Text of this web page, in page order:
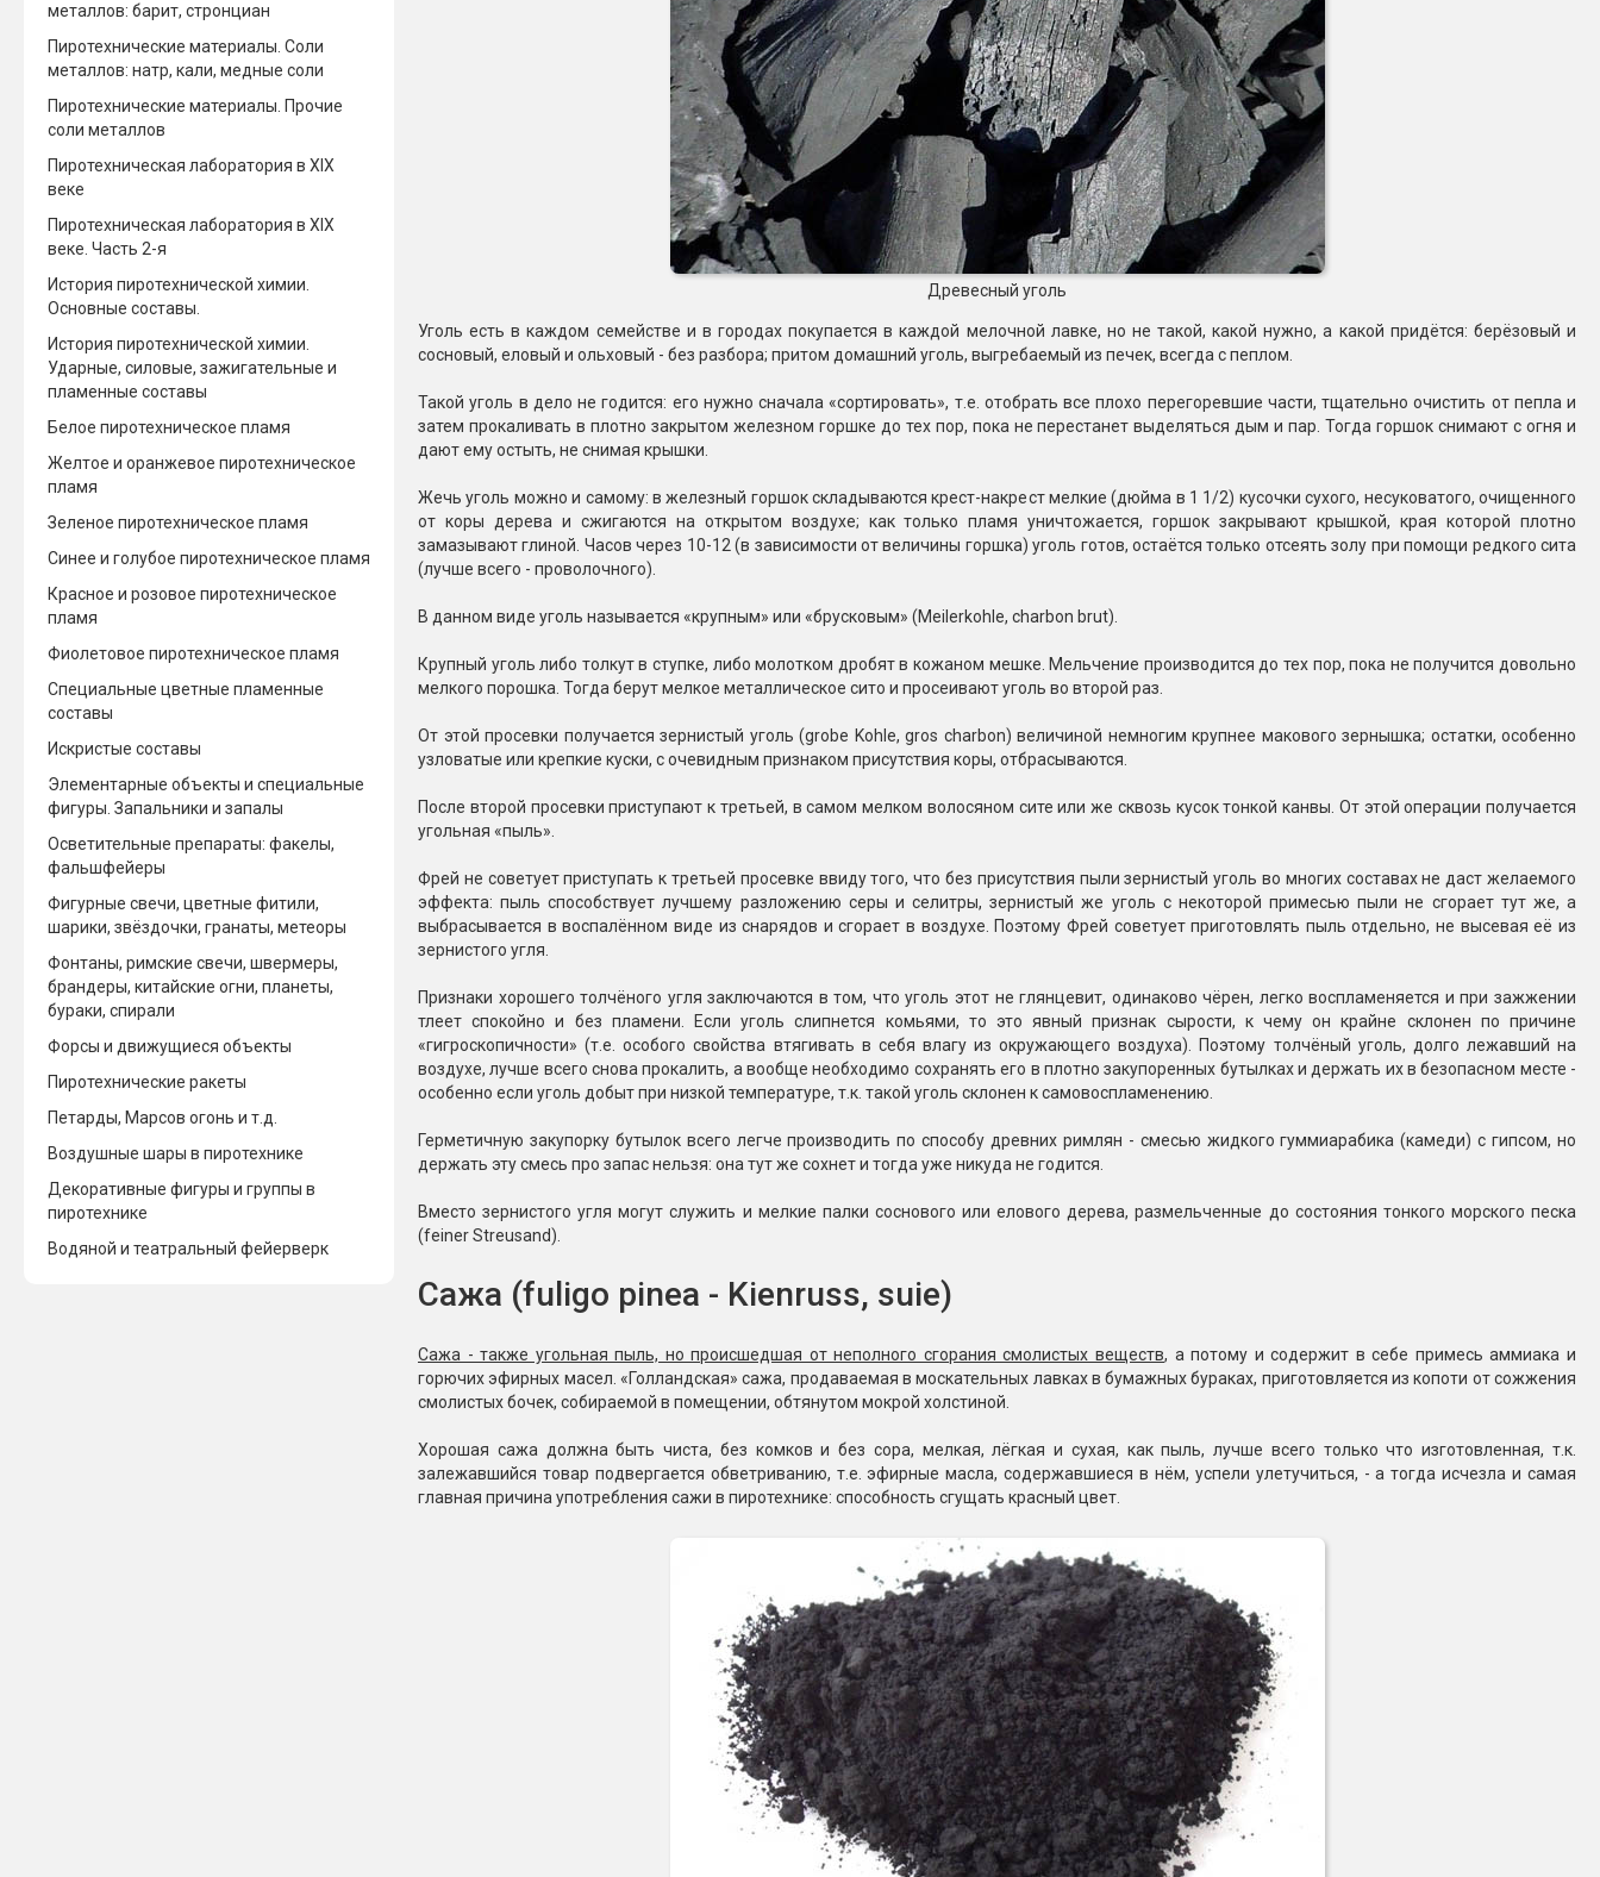
металлов: барит, стронциан
Пиротехнические материалы. Соли
металлов: натр, кали, медные соли
Пиротехнические материалы. Прочие
соли металлов
Пиротехническая лаборатория в XIX
веке
Пиротехническая лаборатория в XIX
веке. Часть 2-я
История пиротехнической химии.
Основные составы.
История пиротехнической химии.
Ударные, силовые, зажигательные и
пламенные составы
Белое пиротехническое пламя
Желтое и оранжевое пиротехническое
пламя
Зеленое пиротехническое пламя
Синее и голубое пиротехническое пламя
Красное и розовое пиротехническое
пламя
Фиолетовое пиротехническое пламя
Специальные цветные пламенные
составы
Искристые составы
Элементарные объекты и специальные
фигуры. Запальники и запалы
Осветительные препараты: факелы,
фальшфейеры
Фигурные свечи, цветные фитили,
шарики, звёздочки, гранаты, метеоры
Фонтаны, римские свечи, швермеры,
брандеры, китайские огни, планеты,
бураки, спирали
Форсы и движущиеся объекты
Пиротехнические ракеты
Петарды, Марсов огонь и т.д.
Воздушные шары в пиротехнике
Декоративные фигуры и группы в
пиротехнике
Водяной и театральный фейерверк
Древесный уголь
Уголь есть в каждом семействе и в городах покупается в каждой мелочной лавке, но не такой, какой нужно, а какой придётся: берёзовый и
сосновый, еловый и ольховый - без разбора; притом домашний уголь, выгребаемый из печек, всегда с пеплом.
Такой уголь в дело не годится: его нужно сначала «сортировать», т.е. отобрать все плохо перегоревшие части, тщательно очистить от пепла и
затем прокаливать в плотно закрытом железном горшке до тех пор, пока не перестанет выделяться дым и пар. Тогда горшок снимают с огня и
дают ему остыть, не снимая крышки.
Жечь уголь можно и самому: в железный горшок складываются крест-накрест мелкие (дюйма в 1 1/2) кусочки сухого, несуковатого, очищенного
от коры дерева и сжигаются на открытом воздухе; как только пламя уничтожается, горшок закрывают крышкой, края которой плотно
замазывают глиной. Часов через 10-12 (в зависимости от величины горшка) уголь готов, остаётся только отсеять золу при помощи редкого сита
(лучше всего - проволочного).
В данном виде уголь называется «крупным» или «брусковым» (Meilerkohle, charbon brut).
Крупный уголь либо толкут в ступке, либо молотком дробят в кожаном мешке. Мельчение производится до тех пор, пока не получится довольно
мелкого порошка. Тогда берут мелкое металлическое сито и просеивают уголь во второй раз.
От этой просевки получается зернистый уголь (grobe Kohle, gros charbon) величиной немногим крупнее макового зернышка; остатки, особенно
узловатые или крепкие куски, с очевидным признаком присутствия коры, отбрасываются.
После второй просевки приступают к третьей, в самом мелком волосяном сите или же сквозь кусок тонкой канвы. От этой операции получается
угольная «пыль».
Фрей не советует приступать к третьей просевке ввиду того, что без присутствия пыли зернистый уголь во многих составах не даст желаемого
эффекта: пыль способствует лучшему разложению серы и селитры, зернистый же уголь с некоторой примесью пыли не сгорает тут же, а
выбрасывается в воспалённом виде из снарядов и сгорает в воздухе. Поэтому Фрей советует приготовлять пыль отдельно, не высевая её из
зернистого угля.
Признаки хорошего толчёного угля заключаются в том, что уголь этот не глянцевит, одинаково чёрен, легко воспламеняется и при зажжении
тлеет спокойно и без пламени. Если уголь слипнется комьями, то это явный признак сырости, к чему он крайне склонен по причине
«гигроскопичности» (т.е. особого свойства втягивать в себя влагу из окружающего воздуха). Поэтому толчёный уголь, долго лежавший на
воздухе, лучше всего снова прокалить, а вообще необходимо сохранять его в плотно закупоренных бутылках и держать их в безопасном месте -
особенно если уголь добыт при низкой температуре, т.к. такой уголь склонен к самовоспламенению.
Герметичную закупорку бутылок всего легче производить по способу древних римлян - смесью жидкого гуммиарабика (камеди) с гипсом, но
держать эту смесь про запас нельзя: она тут же сохнет и тогда уже никуда не годится.
Вместо зернистого угля могут служить и мелкие палки соснового или елового дерева, размельченные до состояния тонкого морского песка
(feiner Streusand).
Сажа (fuligo pinea - Kienruss, suie)
Сажа - также угольная пыль, но происшедшая от неполного сгорания смолистых веществ, а потому и содержит в себе примесь аммиака и
горючих эфирных масел. «Голландская» сажа, продаваемая в москательных лавках в бумажных бураках, приготовляется из копоти от сожжения
смолистых бочек, собираемой в помещении, обтянутом мокрой холстиной.
Хорошая сажа должна быть чиста, без комков и без сора, мелкая, лёгкая и сухая, как пыль, лучше всего только что изготовленная, т.к.
залежавшийся товар подвергается обветриванию, т.е. эфирные масла, содержавшиеся в нём, успели улетучиться, - а тогда исчезла и самая
главная причина употребления сажи в пиротехнике: способность сгущать красный цвет.